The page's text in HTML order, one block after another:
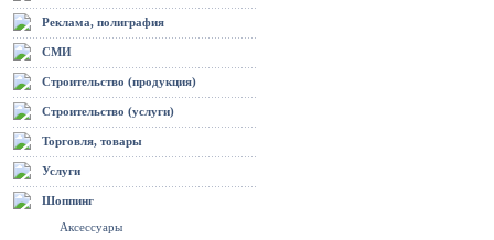
Реклама, полиграфия
СМИ
Строительство (продукция)
Строительство (услуги)
Торговля, товары
Услуги
Шоппинг
Аксессуары